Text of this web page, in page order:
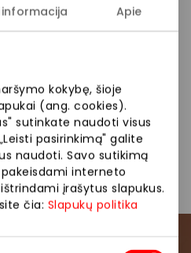
informacija Apie
kokybę, šioje
(ang. cookies).
sutinkate naudoti visus
pasirinkimą" galite
naudoti. Savo sutikimą
interneto
įrašytus slapukus.
čia: Slapukų politika
laiko patikrinta, tačiau
drabužių bei
marškiniai, džinsai,
aksesuarai.